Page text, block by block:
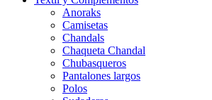
Anoraks
Camisetas
Chandals
Chaqueta Chandal
Chubasqueros
Pantalones largos
Polos